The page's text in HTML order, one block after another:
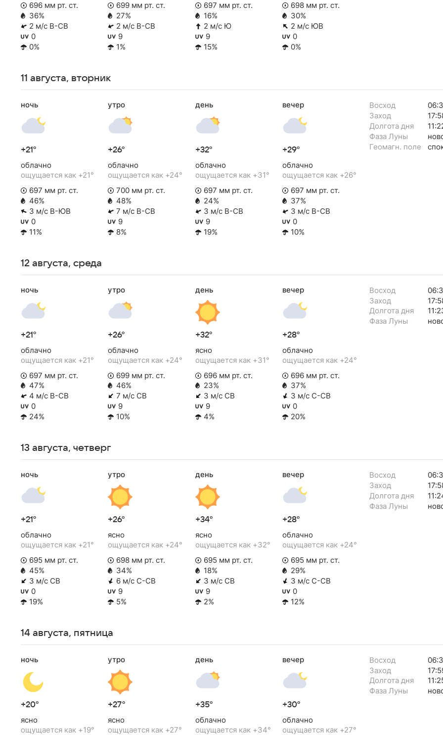
696 мм рт. ст.
36%
2 м/с В-СВ
0
0%
699 мм рт. ст.
27%
2 м/с В-СВ
9
1%
697 мм рт. ст.
16%
2 м/с Ю
9
15%
698 мм рт. ст.
30%
2 м/с ЮВ
0
0%
11 августа, вторник
ночь
+21°
облачно
ощущается как +21°
697 мм рт. ст.
46%
3 м/с В-ЮВ
0
11%
утро
+26°
облачно
ощущается как +24°
700 мм рт. ст.
48%
7 м/с В-СВ
9
8%
день
+32°
облачно
ощущается как +31°
697 мм рт. ст.
24%
3 м/с В-СВ
9
19%
вечер
+29°
облачно
ощущается как +26°
697 мм рт. ст.
37%
3 м/с В-СВ
0
10%
Восход
Заход
Долгота дня
Фаза Луны
Геомагн. поле
12 августа, среда
ночь
+21°
облачно
ощущается как +21°
697 мм рт. ст.
47%
4 м/с В-СВ
0
24%
утро
+26°
облачно
ощущается как +24°
699 мм рт. ст.
46%
7 м/с СВ
9
10%
день
+32°
ясно
ощущается как +31°
696 мм рт. ст.
23%
3 м/с СВ
9
4%
вечер
+28°
облачно
ощущается как +24°
696 мм рт. ст.
37%
3 м/с С-СВ
0
20%
Восход
Заход
Долгота дня
Фаза Луны
13 августа, четверг
ночь
+21°
облачно
ощущается как +21°
695 мм рт. ст.
45%
3 м/с СВ
0
19%
утро
+26°
ясно
ощущается как +24°
698 мм рт. ст.
34%
6 м/с С-СВ
9
5%
день
+34°
ясно
ощущается как +32°
695 мм рт. ст.
18%
3 м/с СВ
9
2%
вечер
+28°
облачно
ощущается как +24°
695 мм рт. ст.
29%
3 м/с С-СВ
0
12%
Восход
Заход
Долгота дня
Фаза Луны
14 августа, пятница
ночь
+20°
ясно
ощущается как +19°
утро
+27°
ясно
ощущается как +27°
день
+35°
облачно
ощущается как +34°
вечер
+30°
облачно
ощущается как +27°
Восход
Заход
Долгота дня
Фаза Луны